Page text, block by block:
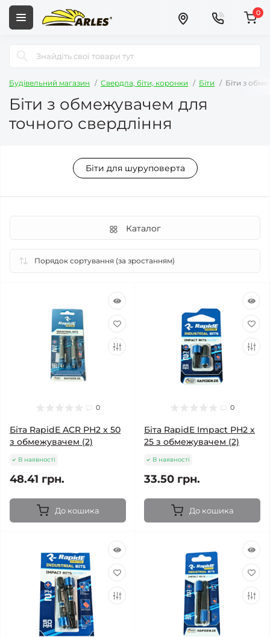
0
Будівельний магазин Свердла, біти, коронки Біти Біти з
Біти з обмежувачем для
точного свердління
Біти для шуруповерта
Каталог
0
Біта RapidE ACR РН2 х 50
з обмежувачем (2)
В наявності
48.41 грн.
До кошика
0
Біта RapidE Impact РН2 х
25 з обмежувачем (2)
В наявності
33.50 грн.
До кошика